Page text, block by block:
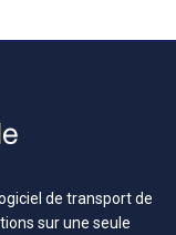
de transport de
sur une seule